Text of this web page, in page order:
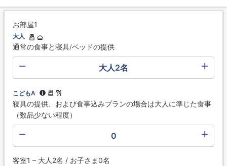
お部屋1
大人
通常の食事と寝具/ベッドの提供
大人2名
こどもA
寝具の提供、および食事込みプランの場合は大人に準じた食事
（数品少ない程度）
0
客室1 – 大人2名 / お子さま0名